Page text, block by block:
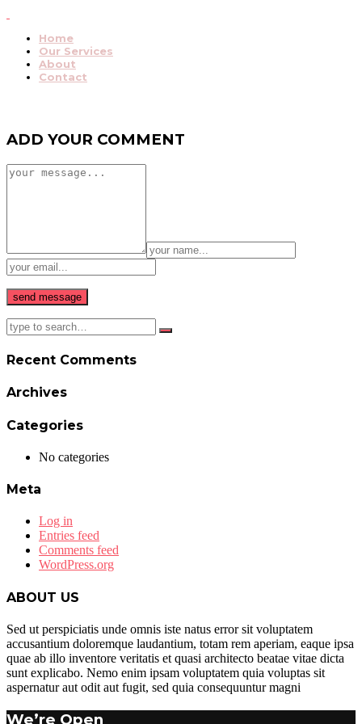
Home
Our Services
About
Contact
ADD YOUR COMMENT
Recent Comments
Archives
Categories
No categories
Meta
Log in
Entries feed
Comments feed
WordPress.org
ABOUT US
Sed ut perspiciatis unde omnis iste natus error sit voluptatem
accusantium doloremque laudantium, totam rem aperiam, eaque ipsa
quae ab illo inventore veritatis et quasi architecto beatae vitae dicta
sunt explicabo. Nemo enim ipsam voluptatem quia voluptas sit
aspernatur aut odit aut fugit, sed quia consequuntur magni
We’re Open